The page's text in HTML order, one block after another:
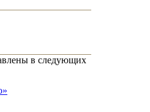
в следующих